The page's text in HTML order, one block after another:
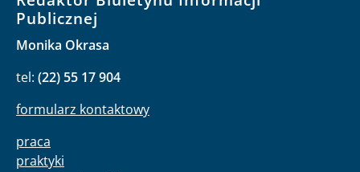
Publicznej
Monika Okrasa
tel: (22) 55 17 904
formularz kontaktowy
praca
praktyki